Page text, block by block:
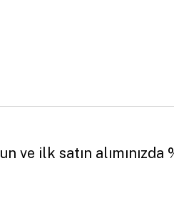
ve ilk satın alımınızda